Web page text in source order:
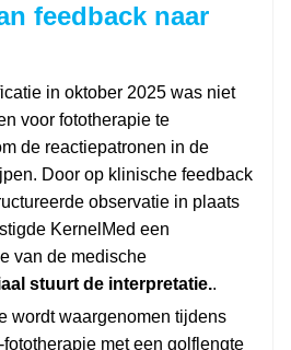
feedback naar
in oktober 2025 was niet
voor fototherapie te
de reactiepatronen in de
Door op klinische feedback
observatie in plaats
KernelMed een
van de medische
stuurt de interpretatie..
wordt waargenomen tijdens
met een golflengte